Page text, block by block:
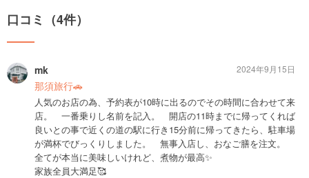
口コミ（4件）
mk
那須旅行🚗
人気のお店の為、予約表が10時に出るのでその時間に合わせて来
店。 一番乗りし名前を記入。 開店の11時までに帰ってくれば
良いとの事で近くの道の駅に行き15分前に帰ってきたら、駐車場
が満杯でびっくりしました。 無事入店し、おなご膳を注文。
全てが本当に美味しいけれど、煮物が最高✨
家族全員大満足🥰
2024年9月15日